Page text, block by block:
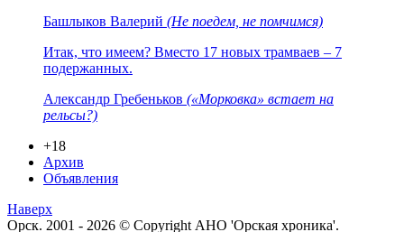
Башлыков Валерий (Не поедем, не помчимся)
Итак, что имеем? Вместо 17 новых трамваев – 7
подержанных.
Александр Гребеньков («Морковка» встает на
рельсы?)
+18
Архив
Объявления
Наверх
Орск. 2001 - 2026 © Copyright АНО 'Орская хроника'.